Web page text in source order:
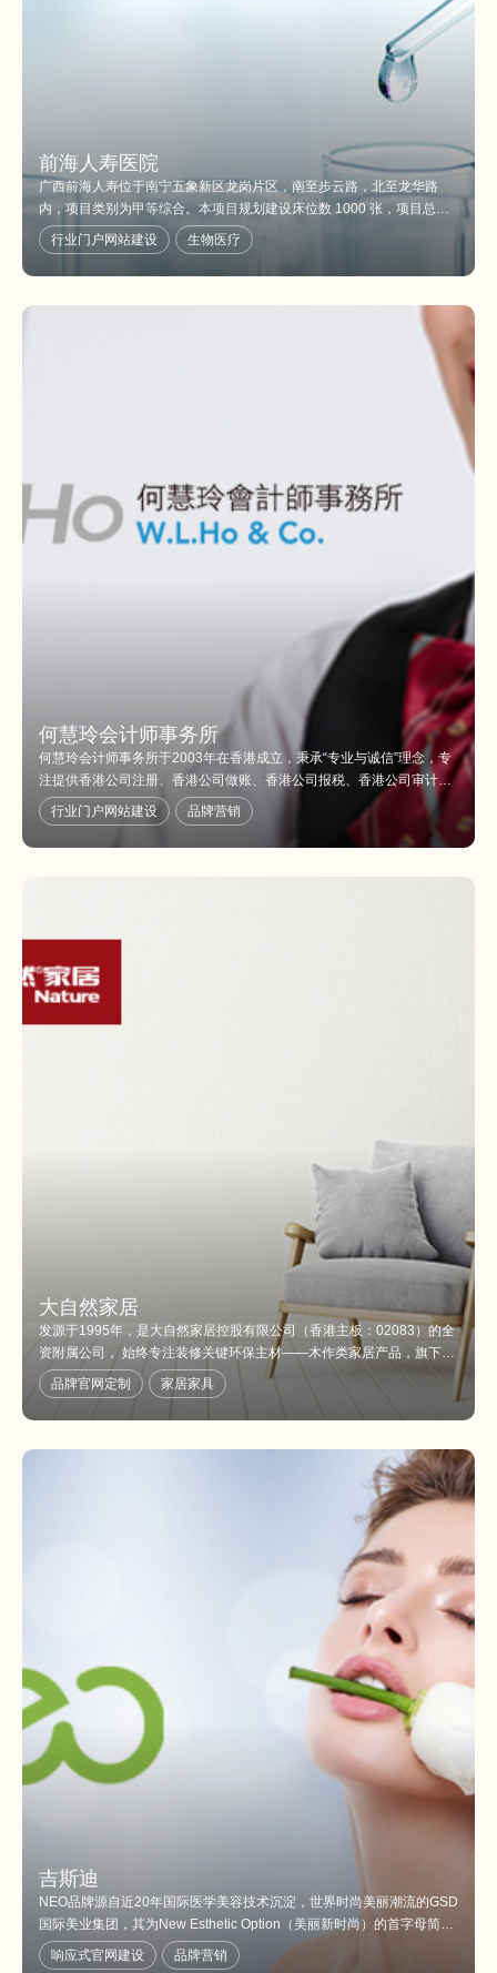
前海人寿医院
广西前海人寿位于南宁五象新区龙岗片区，南至步云路，北至龙华路
内，项目类别为甲等综合。本项目规划建设床位数 1000 张，项目总用
地面积 82475m2（合124 亩）。
行业门户网站建设 生物医疗
何慧玲会计师事务所
何慧玲会计师事务所于2003年在香港成立，秉承“专业与诚信”理念，专
注提供香港公司注册、香港公司做账、香港公司报税、香港公司审计、
香港公司年审、香港公司知识产权、商标注册等一站式服务，成为钢铁
集团—安赛乐米塔尔集团的合作伙伴，是香港特别行政区具有一定影响
力的香港会计师事务所品牌。
行业门户网站建设 品牌营销
大自然家居
发源于1995年，是大自然家居控股有限公司（香港主板：02083）的全
资附属公司， 始终专注装修关键环保主材——木作类家居产品，旗下
有：大自然地板、大自然木门、柯拉尼橱衣柜、大自然环保家装、壁高
壁纸、Nature原装进口地板等多个品牌。同时，从德国、丹麦、西班牙
等多个国家引进的地板、橱柜、衣柜等11大原装进口品牌。在中国拥有
品牌官网定制 家居家具
吉斯迪
NEO品牌源自近20年国际医学美容技术沉淀，世界时尚美丽潮流的GSD
国际美业集团，其为New Esthetic Option（美丽新时尚）的首字母简
称。NEO自诞生之日起，便拥有了ISO9001、ISO13485、GMP/GMPC
国际质量管理标准体系认证，美国FDA、欧盟CE、日本PSE、韩国
响应式官网建设 品牌营销